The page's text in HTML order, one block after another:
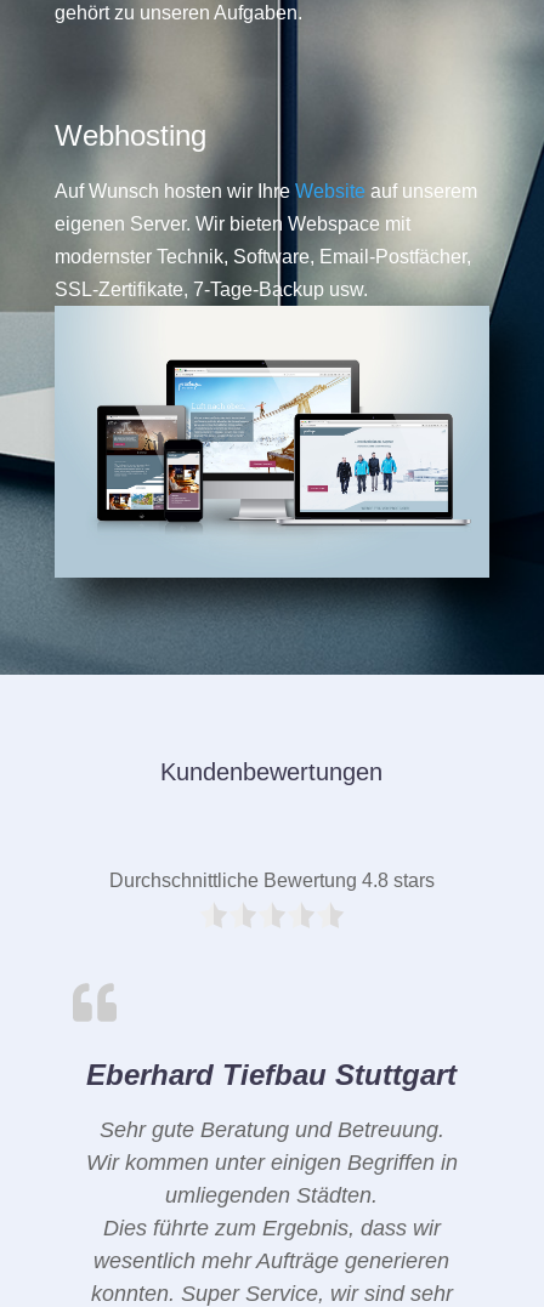
gehört zu unseren Aufgaben.
Webhosting
Auf Wunsch hosten wir Ihre Website auf unserem
eigenen Server. Wir bieten Webspace mit
modernster Technik, Software, Email-Postfächer,
SSL-Zertifikate, 7-Tage-Backup usw.
Kundenbewertungen
Durchschnittliche Bewertung 4.8 stars
Eberhard Tiefbau Stuttgart
Sehr gute Beratung und Betreuung.
Wir kommen unter einigen Begriffen in
umliegenden Städten.
Dies führte zum Ergebnis, dass wir
wesentlich mehr Aufträge generieren
konnten. Super Service, wir sind sehr